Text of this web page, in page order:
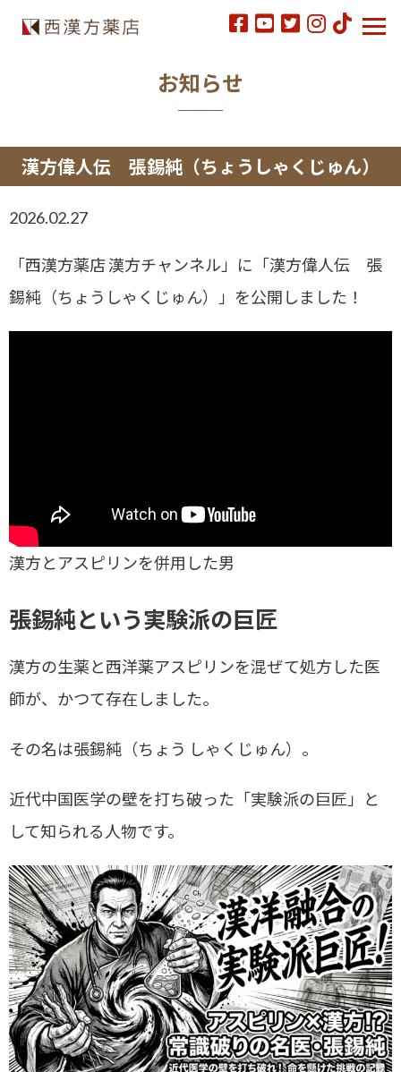
お知らせ
漢方偉人伝 張錫純（ちょうしゃくじゅん）
2026.02.27
「西漢方薬店 漢方チャンネル」に「漢方偉人伝 張
錫純（ちょうしゃくじゅん）」を公開しました！
漢方とアスピリンを併用した男
張錫純という実験派の巨匠
漢方の生薬と西洋薬アスピリンを混ぜて処方した医
師が、かつて存在しました。
その名は張錫純（ちょう しゃくじゅん）。
近代中国医学の壁を打ち破った「実験派の巨匠」と
して知られる人物です。